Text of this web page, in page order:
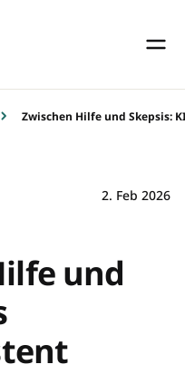
Zwischen Hilfe und Skepsis:
2. Feb 2026
und